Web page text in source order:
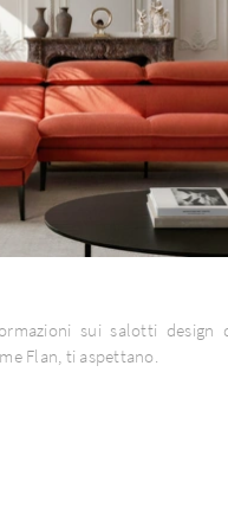
sui salotti design
Flan, ti aspettano.